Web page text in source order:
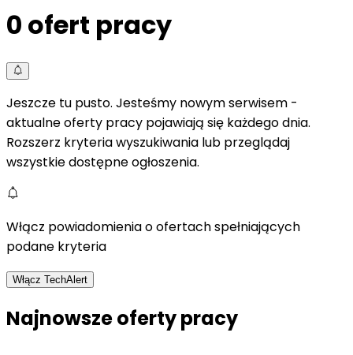
0 ofert pracy
Jeszcze tu pusto. Jesteśmy nowym serwisem -
aktualne oferty pracy pojawiają się każdego dnia.
Rozszerz kryteria wyszukiwania lub przeglądaj
wszystkie dostępne ogłoszenia.
Włącz powiadomienia o ofertach spełniających
podane kryteria
Włącz TechAlert
Najnowsze oferty pracy